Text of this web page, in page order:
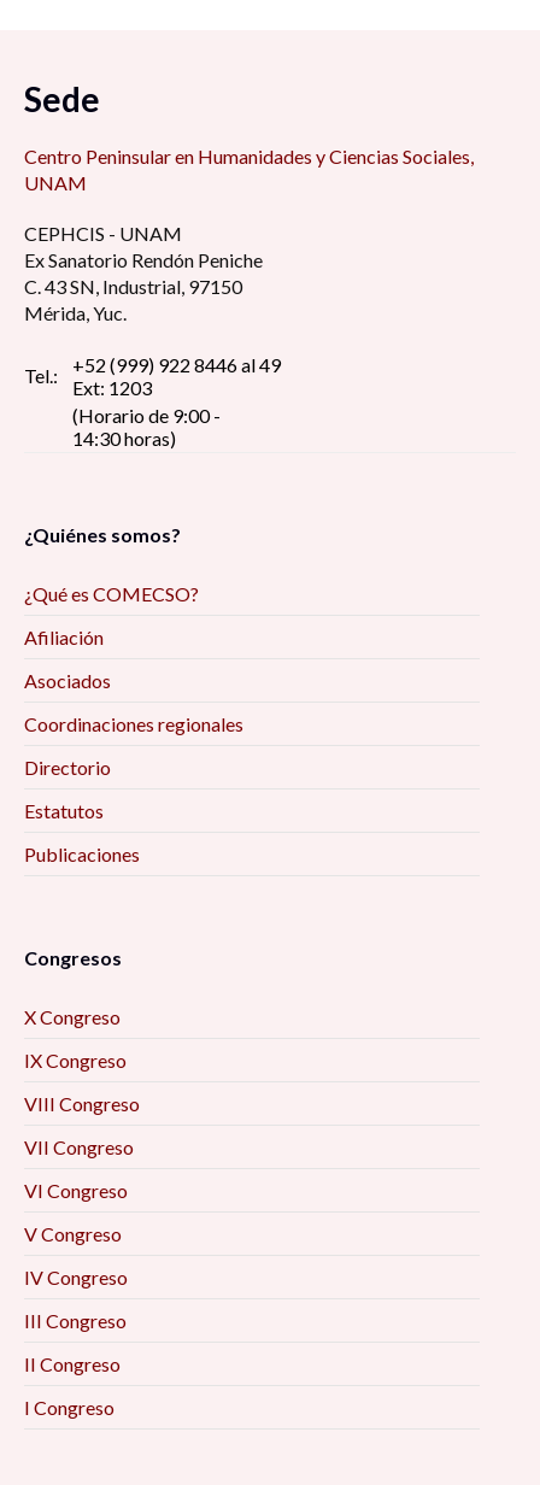
Sede
Centro Peninsular en Humanidades y Ciencias Sociales,
UNAM
CEPHCIS - UNAM
Ex Sanatorio Rendón Peniche
C. 43 SN, Industrial, 97150
Mérida, Yuc.
Tel.:
+52 (999) 922 8446 al 49
Ext: 1203
(Horario de 9:00 -
14:30 horas)
¿Quiénes somos?
¿Qué es COMECSO?
Afiliación
Asociados
Coordinaciones regionales
Directorio
Estatutos
Publicaciones
Congresos
X Congreso
IX Congreso
VIII Congreso
VII Congreso
VI Congreso
V Congreso
IV Congreso
III Congreso
II Congreso
I Congreso